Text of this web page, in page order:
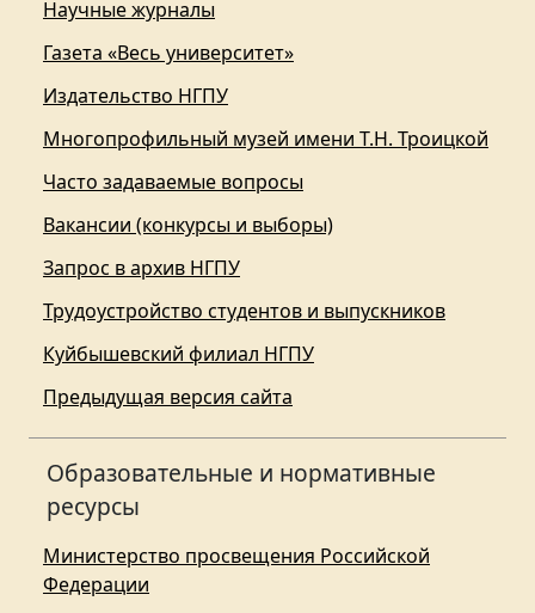
Научные журналы
Газета «Весь университет»
Издательство НГПУ
Многопрофильный музей имени Т.Н. Троицкой
Часто задаваемые вопросы
Вакансии (конкурсы и выборы)
Запрос в архив НГПУ
Трудоустройство студентов и выпускников
Куйбышевский филиал НГПУ
Предыдущая версия сайта
Образовательные и нормативные
ресурсы
Министерство просвещения Российской
Федерации